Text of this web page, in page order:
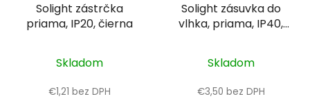
Solight zástrčka
priama, IP20, čierna
Skladom
€1,21 bez DPH
Solight zásuvka do
vlhka, priama, IP40,
Skladom
€3,50 bez DPH